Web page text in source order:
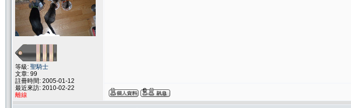
等級: 聖騎士
文章: 99
註冊時間: 2005-01-12
最近來訪: 2010-02-22
離線